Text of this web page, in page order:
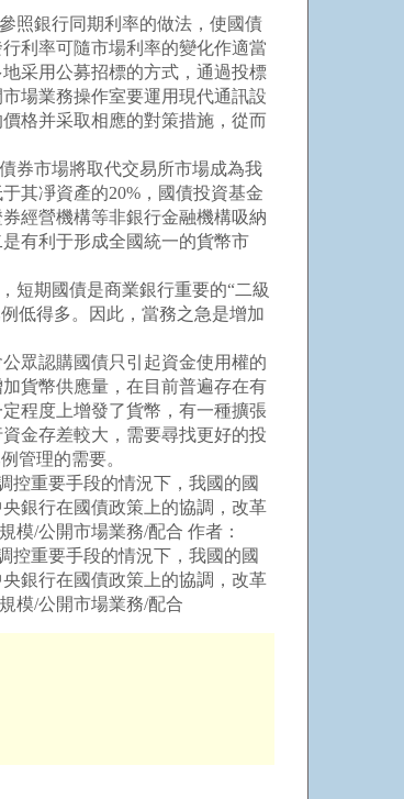
照銀行同期利率的做法，使國債
利率可隨市場利率的變化作適當
采用公募招標的方式，通過投標
場業務操作室要運用現代通訊設
格并采取相應的對策措施，從而
券市場將取代交易所市場成為我
其凈資產的20%，國債投資基金
經營機構等非銀行金融機構吸納
有利于形成全國統一的貨幣市
期國債是商業銀行重要的“二級
低得多。因此，當務之急是增加
眾認購國債只引起資金使用權的
貨幣供應量，在目前普遍存在有
程度上增發了貨幣，有一種擴張
金存差較大，需要尋找更好的投
管理的需要。
控重要手段的情況下，我國的國
銀行在國債政策上的協調，改革
模/公開市場業務/配合 作者：
控重要手段的情況下，我國的國
銀行在國債政策上的協調，改革
模/公開市場業務/配合